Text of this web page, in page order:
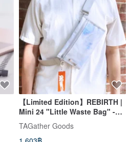
【Limited Edition】REBIRTH |
Mini 24 "Little Waste Bag" -
Acer @ COMPUTEX 2023
TAGather Goods